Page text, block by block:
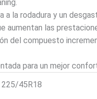
a la rodadura y un
aumentan las
del compuesto
para un mejor
225/45R18